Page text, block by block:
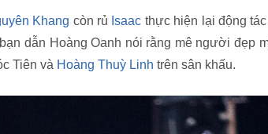
Khang còn rủ Isaac thực hiện lại động
dẫn Hoàng Oanh nói rằng mê người đẹp
Tiên và Hoàng Thuỳ Linh trên sân khấu.